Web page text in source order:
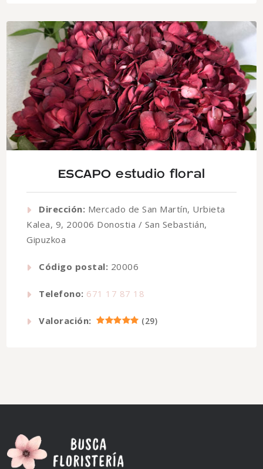
ESCAPO estudio floral
Dirección: Mercado de San Martín, Urbieta
Kalea, 9, 20006 Donostia / San Sebastián,
Gipuzkoa
Código postal: 20006
Telefono: 671 17 87 18
Valoración: (29)